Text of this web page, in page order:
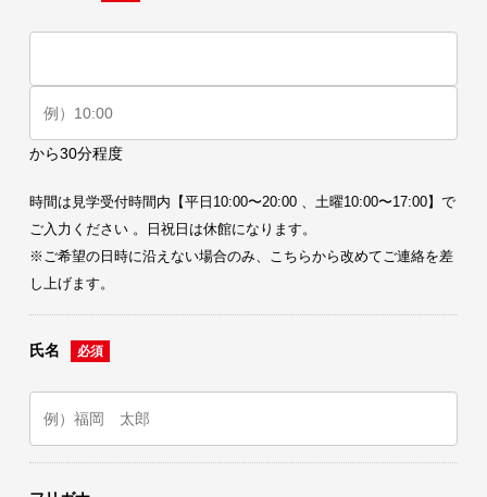
から30分程度
時間は見学受付時間内【平日10:00〜20:00 、土曜10:00〜17:00】で
ご入力ください 。日祝日は休館になります。
※ご希望の日時に沿えない場合のみ、こちらから改めてご連絡を差
し上げます。
氏名